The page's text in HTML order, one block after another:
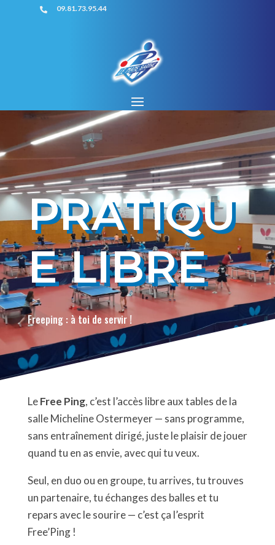
 09.81.73.95.44
PRATIQU
E LIBRE
Freeping : à toi de servir !
LeFree Ping, c’est l’accès libre aux tables de la
salle Micheline Ostermeyer — sans programme,
sans entraînement dirigé, juste le plaisir de jouer
quand tu en as envie, avec qui tu veux.
Seul, en duo ou en groupe, tu arrives, tu trouves
un partenaire, tu échanges des balles et tu
repars avec le sourire — c’est ça l’esprit
Free’Ping !